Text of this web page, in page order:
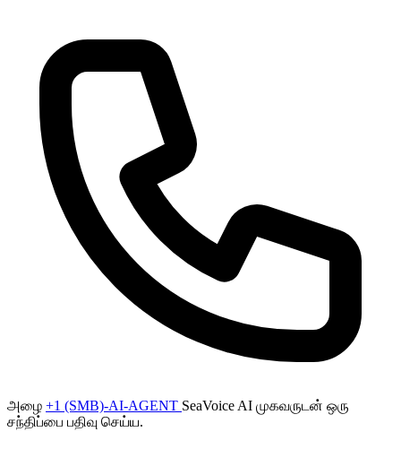
அழை +1 (SMB)-AI-AGENT SeaVoice AI முகவருடன் ஒரு
சந்திப்பை பதிவு செய்ய.